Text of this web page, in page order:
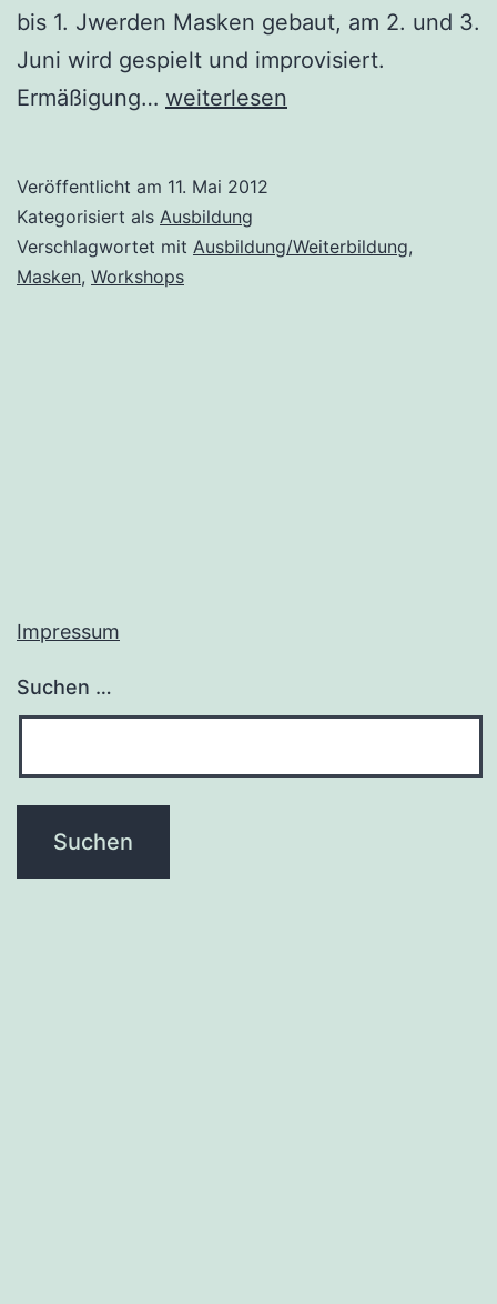
bis 1. Jwerden Masken gebaut, am 2. und 3.
Juni wird gespielt und improvisiert.
Ermäßigung… Masekentheater
bau
Workshop
in
weiterlesen
Veröffentlicht am 11. Mai 2012
Kategorisiert als Ausbildung
Verschlagwortet mit Ausbildung/Weiterbildung,
Masken, Workshops
Impressum
Suchen …